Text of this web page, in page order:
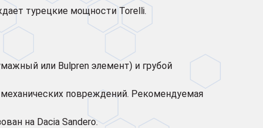
турецкие мощности Torelli.
или Bulpren элемент) и грубой
повреждений. Рекомендуемая
на Dacia Sandero.